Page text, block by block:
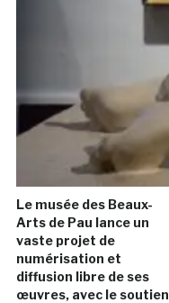
Le musée des Beaux-
Arts de Pau lance un
vaste projet de
numérisation et
diffusion libre de ses
œuvres, avec le soutien